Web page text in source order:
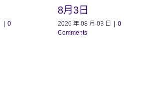
0
8月3日
2026 年 08 月 03 日
0
Comments